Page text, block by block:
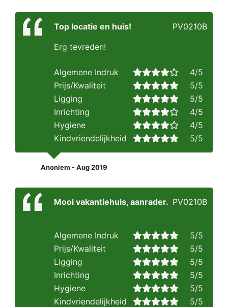
Top locatie en huis!
Erg tevreden!
PV0210B
Algemene Indruk
4/5
Prijs/Kwaliteit
5/5
Ligging
5/5
Inrichting
4/5
Hygiene
4/5
Kindvriendelijkheid
5/5
Anoniem - Aug 2019
Mooi vakantiehuis, aanrader. PV0210B
Algemene Indruk
5/5
Prijs/Kwaliteit
5/5
Ligging
5/5
Inrichting
5/5
Hygiene
5/5
Kindvriendelijkheid
5/5